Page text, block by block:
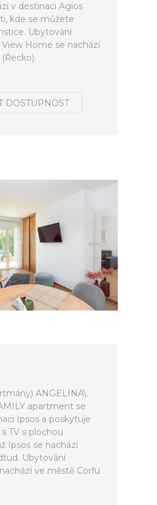
v destinaci Agios
kde se můžete
Ubytování
Home se nachází
DOSTUPNOST
ANGELINA\.
apartment se
Ipsos a poskytuje
TV s plochou
Ipsos se nachází
Ubytování
ve městě Corfu